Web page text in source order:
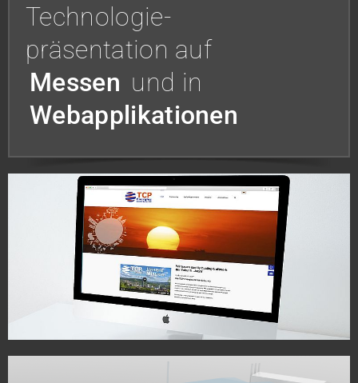
Technologie-
präsentation auf
Messen und in
Webapplikationen